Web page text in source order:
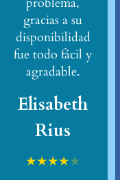
gracias a su
disponibilidad
fue todo fácil y
agradable.
Elisabeth
Rius
★★★★★